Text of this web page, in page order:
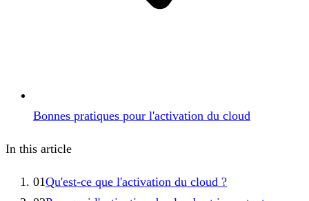
Bonnes pratiques pour l'activation du cloud
In this article
01Qu'est-ce que l'activation du cloud ?